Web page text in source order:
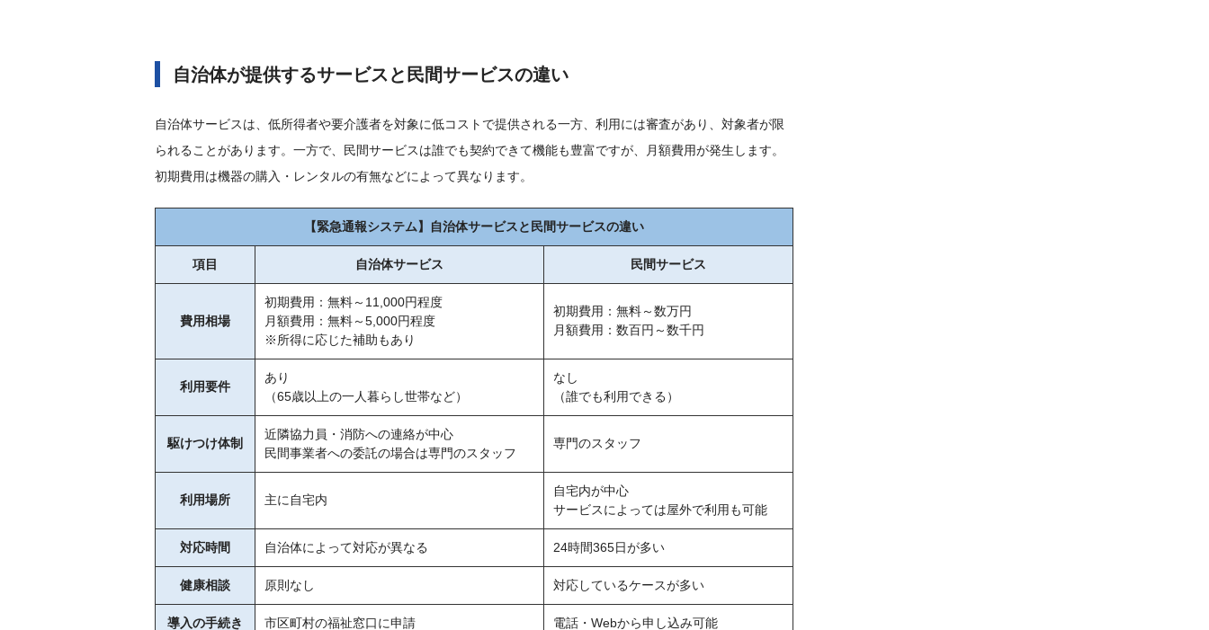
自治体が提供するサービスと民間サービスの違い
自治体サービスは、低所得者や要介護者を対象に低コストで提供される一方、利用には審査があり、対象者が限
られることがあります。一方で、民間サービスは誰でも契約できて機能も豊富ですが、月額費用が発生します。
初期費用は機器の購入・レンタルの有無などによって異なります。
【緊急通報システム】自治体サービスと民間サービスの違い
項目 自治体サービス 民間サービス
費用相場
初期費用：無料～11,000円程度
月額費用：無料～5,000円程度
※所得に応じた補助もあり
初期費用：無料～数万円
月額費用：数百円～数千円
利用要件
あり
（65歳以上の一人暮らし世帯など）
なし
（誰でも利用できる）
駆けつけ体制
近隣協力員・消防への連絡が中心
民間事業者への委託の場合は専門のスタッフ
専門のスタッフ
利用場所 主に自宅内
自宅内が中心
サービスによっては屋外で利用も可能
対応時間 自治体によって対応が異なる 24時間365日が多い
健康相談 原則なし 対応しているケースが多い
導入の手続き 市区町村の福祉窓口に申請 電話・Webから申し込み可能